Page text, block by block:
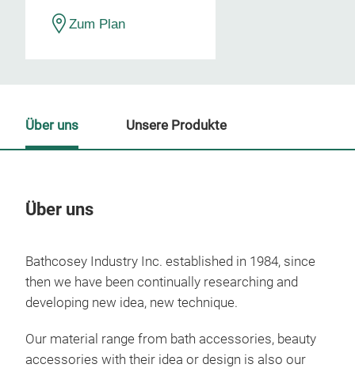
Zum Plan
Über uns
Bathcosey Industry Inc. established in 1984, since
then we have been continually researching and
developing new idea, new technique.
Our material range from bath accessories, beauty
accessories with their idea or design is also our
Über uns Unsere Produkte